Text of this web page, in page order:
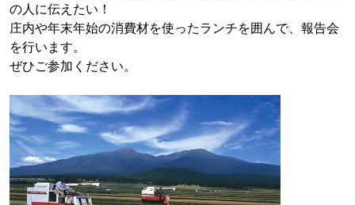
の人に伝えたい！
庄内や年末年始の消費材を使ったランチを囲んで、報告会
を行います。
ぜひご参加ください。